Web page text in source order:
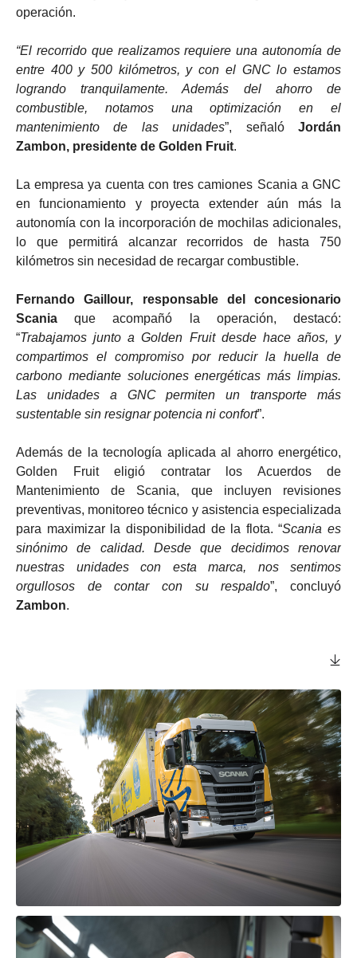
operación.
“El recorrido que realizamos requiere una autonomía de
entre 400 y 500 kilómetros, y con el GNC lo estamos
logrando tranquilamente. Además del ahorro de
combustible, notamos una optimización en el
mantenimiento de las unidades”, señalóJordán
Zambon, presidente de Golden Fruit.
La empresa ya cuenta con tres camiones Scania a GNC
en funcionamiento y proyecta extender aún más la
autonomía con la incorporación de mochilas adicionales,
lo que permitirá alcanzar recorridos de hasta 750
kilómetros sin necesidad de recargar combustible.
Fernando Gaillour, responsable del concesionario
Scania que acompañó la operación, destacó:
“Trabajamos junto a Golden Fruit desde hace años, y
compartimos el compromiso por reducir la huella de
carbono mediante soluciones energéticas más limpias.
Las unidades a GNC permiten un transporte más
sustentable sin resignar potencia ni confort”.
Además de la tecnología aplicada al ahorro energético,
Golden Fruit eligió contratar los Acuerdos de
Mantenimiento de Scania, que incluyen revisiones
preventivas, monitoreo técnico y asistencia especializada
para maximizar la disponibilidad de la flota. “Scania es
sinónimo de calidad. Desde que decidimos renovar
nuestras unidades con esta marca, nos sentimos
orgullosos de contar con su respaldo”, concluyó
Zambon.